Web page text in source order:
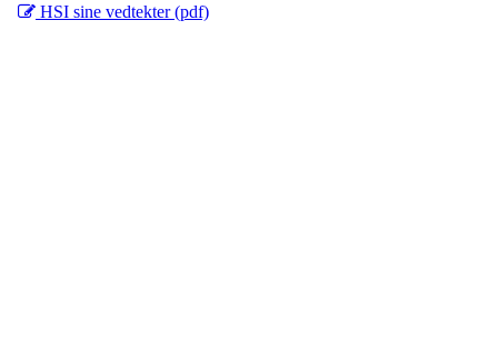
HSI sine vedtekter (pdf)